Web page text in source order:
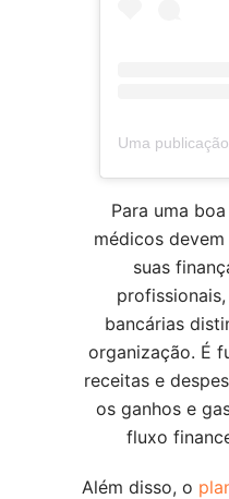
Para uma
médicos
suas
bancárias
organização. É
receitas e
os ganhos e
fluxo
Além disso, o